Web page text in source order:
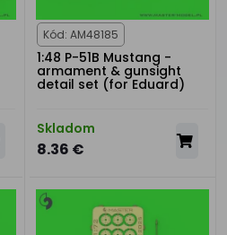
Kód: AM48185
1:48 P-51B Mustang -
armament & gunsight
detail set (for Eduard)
Skladom
8.36 €